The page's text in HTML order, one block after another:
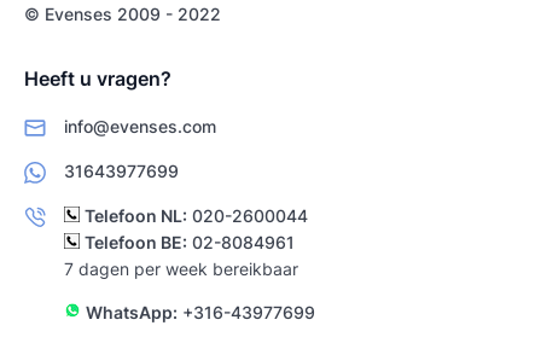
© Evenses 2009 - 2022
Heeft u vragen?
info@evenses.com
31643977699
Telefoon NL: 020-2600044
Telefoon BE: 02-8084961
7 dagen per week bereikbaar
WhatsApp: +316-43977699